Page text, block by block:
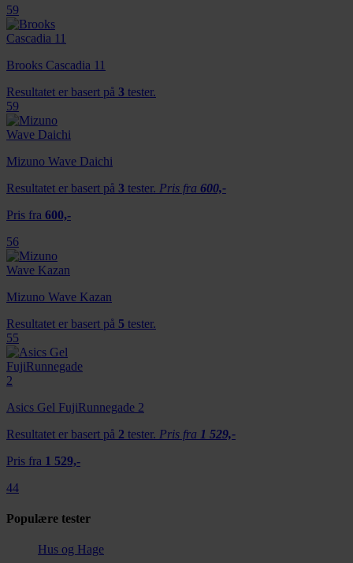
59
Brooks Cascadia 11
Resultatet er basert på 3 tester.
59
Mizuno Wave Daichi
Resultatet er basert på 3 tester. Pris fra 600,-
Pris fra 600,-
56
Mizuno Wave Kazan
Resultatet er basert på 5 tester.
55
Asics Gel FujiRunnegade 2
Resultatet er basert på 2 tester. Pris fra 1 529,-
Pris fra 1 529,-
44
Populære tester
Hus og Hage